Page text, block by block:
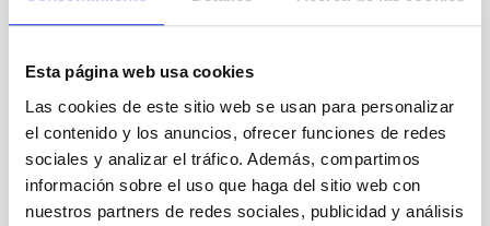
Esta página web usa cookies
Las cookies de este sitio web se usan para personalizar
el contenido y los anuncios, ofrecer funciones de redes
sociales y analizar el tráfico. Además, compartimos
información sobre el uso que haga del sitio web con
nuestros partners de redes sociales, publicidad y análisis